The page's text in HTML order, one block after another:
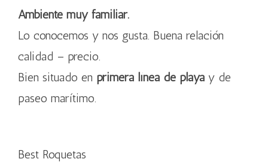
Ambiente muy familiar.
Lo conocemos y nos gusta. Buena relación
calidad – precio.
Bien situado en primera línea de playa y de
paseo marítimo.
Best Roquetas